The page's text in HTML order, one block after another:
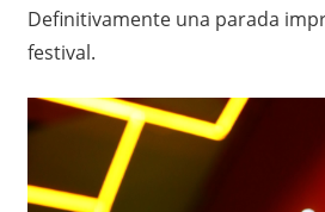
Definitivamente una parada
festival.